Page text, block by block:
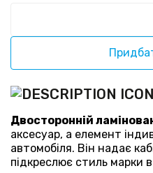
Двосторонній
аксесуар, а елемент
автомобіля. Він надає
підкреслює стиль марки